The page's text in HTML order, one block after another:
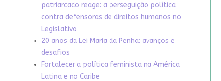
patriarcado reage: a perseguição política
contra defensoras de direitos humanos no
Legislativo
20 anos da Lei Maria da Penha: avanços e
desafios
Fortalecer a política feminista na América
Latina e no Caribe